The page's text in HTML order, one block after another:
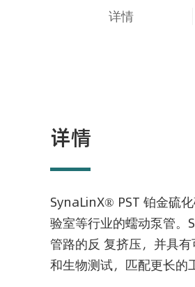
详情
详情
SynaLinX® PST 铂金硫
验室等行业的蠕动泵管。
管路的反 复挤压，并具
和生物测试，匹配更长的